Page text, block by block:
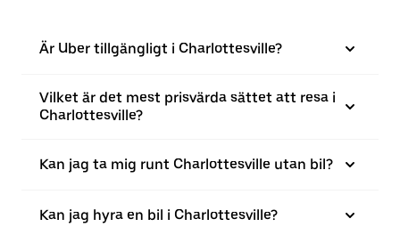
Är Uber tillgängligt i Charlottesville?
Vilket är det mest prisvärda sättet att resa i
Charlottesville?
Kan jag ta mig runt Charlottesville utan bil?
Kan jag hyra en bil i Charlottesville?